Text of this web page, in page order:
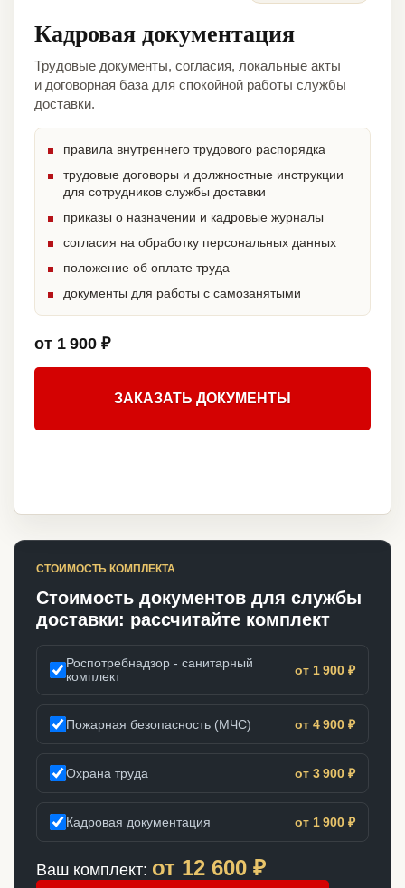
Кадровая документация
Трудовые документы, согласия, локальные акты
и договорная база для спокойной работы службы
доставки.
правила внутреннего трудового распорядка
трудовые договоры и должностные инструкции
для сотрудников службы доставки
приказы о назначении и кадровые журналы
согласия на обработку персональных данных
положение об оплате труда
документы для работы с самозанятыми
от 1 900 ₽
ЗАКАЗАТЬ ДОКУМЕНТЫ
СТОИМОСТЬ КОМПЛЕКТА
Стоимость документов для службы
доставки: рассчитайте комплект
Роспотребнадзор - санитарный
комплект
от 1 900 ₽
Пожарная безопасность (МЧС) от 4 900 ₽
Охрана труда от 3 900 ₽
Кадровая документация от 1 900 ₽
Ваш комплект: от 12 600 ₽